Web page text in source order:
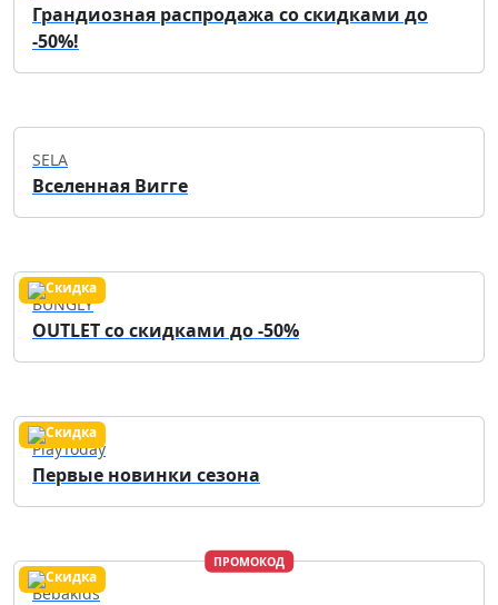
Грандиозная распродажа со скидками до
-50%!
SELA
Вселенная Вигге
BUNGLY
OUTLET со скидками до -50%
PlayToday
Первые новинки сезона
ПРОМОКОД
Bebakids